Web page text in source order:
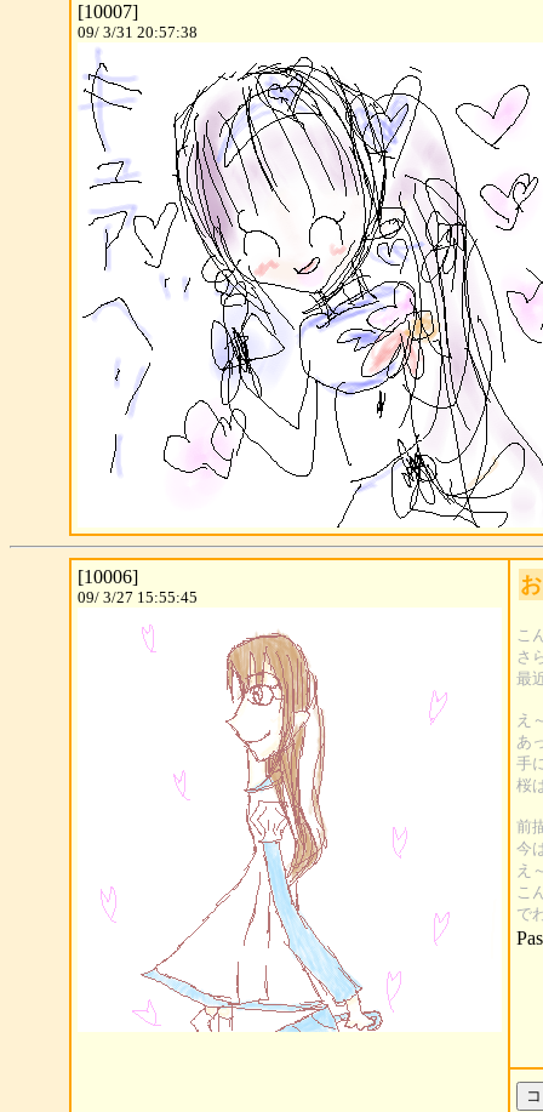
[10007]
09/ 3/31 20:57:38
[10006]
09/ 3/27 15:55:45
こ
さ
最
え
あ
手
桜
前
今
え
こ
で